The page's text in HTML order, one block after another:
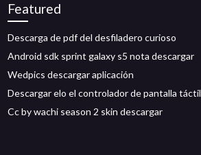
Featured
Descarga de pdf del desfiladero curioso
Android sdk sprint galaxy s5 nota descargar
Wedpics descargar aplicación
Descargar elo el controlador de pantalla táctil
Cc by wachi season 2 skin descargar